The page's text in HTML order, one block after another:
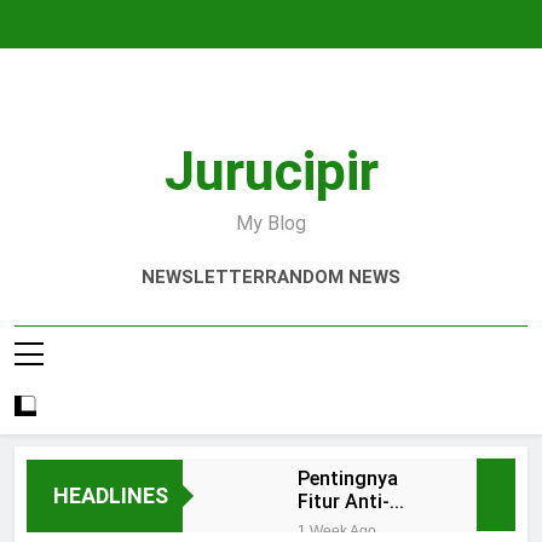
Jurucipir
My Blog
NEWSLETTERRANDOM NEWS
HEADLINES
Pentingnya
Fitur Anti-
Bakteri dan
1 Week Ago